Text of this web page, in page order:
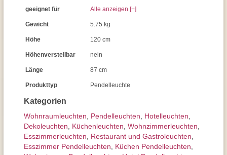
Kategorien
Wohnraum­leuchten Pendel­leuchten Hotelleuchten
Dekoleuchten
Küchenleuchten Wohnzimmer­leuchten
Esszimmer­­leuchten
Restaurant und Gastroleuchten
Esszimmer Pendelleuchten
Küchen Pendelleuchten
geeignet für Alle anzeigen [+]
Gewicht 5.75 kg
Höhe 120 cm
Höhenverstellbar nein
Länge 87 cm
Produkttyp Pendelleuchte